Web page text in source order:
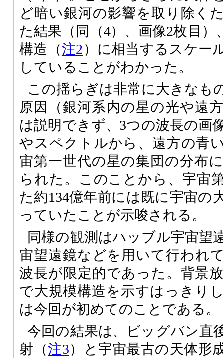
ど暗い銀河の影響を取り除く
た結果（同（4）、画像2枚目）
構造（注2）に相当するスケー
していることがわかった。
この揺らぎは非常に大きなも
原因（銀河系内の星の光や遠
は説明できず、3つの波長の画
やスペクトルから、遠方の青
宙第一世代の星の集団の分布
られた。このことから、宇宙
た約134億年前には既に宇宙の
っていたことが示唆される。
同様の観測はハッブル宇宙望
宙望遠鏡などを用いて行われ
波長が限定的であった。背景
で大規模構造を示すはっきり
は今回が初めてのことである。
今回の結果は、ビッグバン直
射（注3）と宇宙最古の天体形